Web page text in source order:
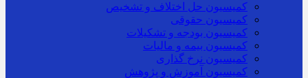
کمیسیون حل اختلاف و تشخیص
کمیسیون حقوقی
کمیسیون بودجه و تشکیلات
کمیسیون بیمه و مالیات
کمیسیون نرخ گذاری
کمیسیون آموزش و پژوهش